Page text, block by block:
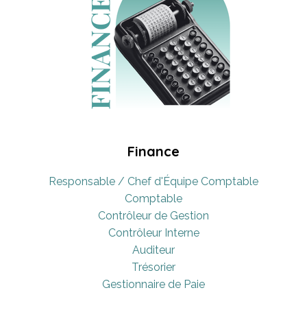
Finance
Responsable / Chef d'Équipe Comptable
Comptable
Contrôleur de Gestion
Contrôleur Interne
Auditeur
Trésorier
Gestionnaire de Paie